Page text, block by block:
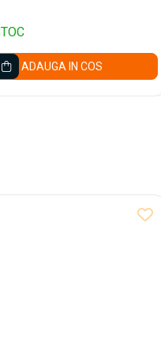
ADAUGA IN COS